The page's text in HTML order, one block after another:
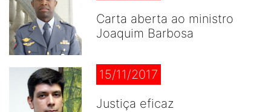
Carta aberta ao ministro
Joaquim Barbosa
15/11/2017
Justiça eficaz